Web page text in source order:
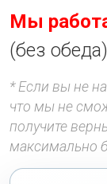
Мы
(без обеда)
* Если вы не
что мы не
получите
максимально